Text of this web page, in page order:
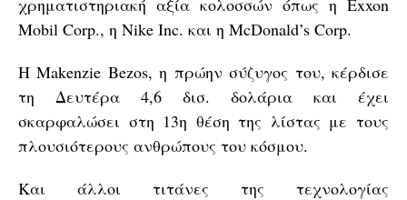
χρηματιστηριακή αξία κολοσσών όπως η Exxon
Mobil Corp., η Nike Inc. και η McDonald’s Corp.
Η Makenzie Bezos, η πρώην σύζυγος του, κέρδισε
τη Δευτέρα 4,6 δισ. δολάρια και έχει
σκαρφαλώσει στη 13η θέση της λίστας με τους
πλουσιότερους ανθρώπους του κόσμου.
Και άλλοι τιτάνες της τεχνολογίας